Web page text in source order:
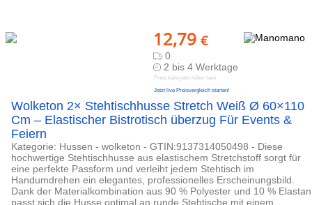
12,79 €
0
2 bis 4 Werktage
Preis kann jetzt höher sein
Jetzt live Preisvergleich starten!
Wolketon 2× Stehtischhusse Stretch Weiß Ø 60×110
Cm – Elastischer Bistrotisch überzug Für Events &
Feiern
Kategorie: Hussen - wolketon - GTIN:9137314050498 - Diese
hochwertige Stehtischhusse aus elastischem Stretchstoff sorgt für
eine perfekte Passform und verleiht jedem Stehtisch im
Handumdrehen ein elegantes, professionelles Erscheinungsbild.
Dank der Materialkombination aus 90 % Polyester und 10 % Elastan
passt sich die Husse optimal an runde Stehtische mit einem